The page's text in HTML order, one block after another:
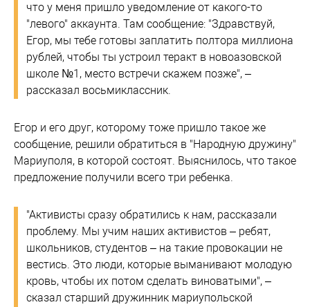
что у меня пришло уведомление от какого-то
"левого" аккаунта. Там сообщение: "Здравствуй,
Егор, мы тебе готовы заплатить полтора миллиона
рублей, чтобы ты устроил теракт в новоазовской
школе №1, место встречи скажем позже", –
рассказал восьмиклассник.
Егор и его друг, которому тоже пришло такое же
сообщение, решили обратиться в "Народную дружину"
Мариуполя, в которой состоят. Выяснилось, что такое
предложение получили всего три ребенка.
"Активисты сразу обратились к нам, рассказали
проблему. Мы учим наших активистов – ребят,
школьников, студентов – на такие провокации не
вестись. Это люди, которые выманивают молодую
кровь, чтобы их потом сделать виноватыми", –
сказал старший дружинник мариупольской